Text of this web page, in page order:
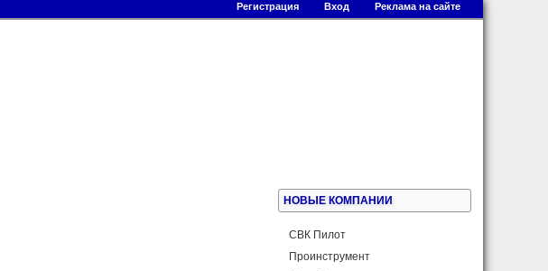
Регистрация Вход Реклама на сайте
НОВЫЕ КОМПАНИИ
СВК Пилот
Проинструмент